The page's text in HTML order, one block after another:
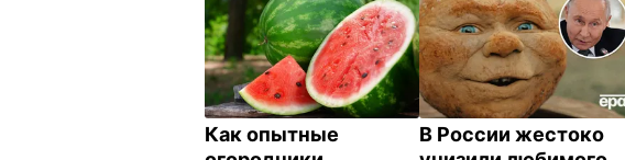
Как опытные
В России жестоко